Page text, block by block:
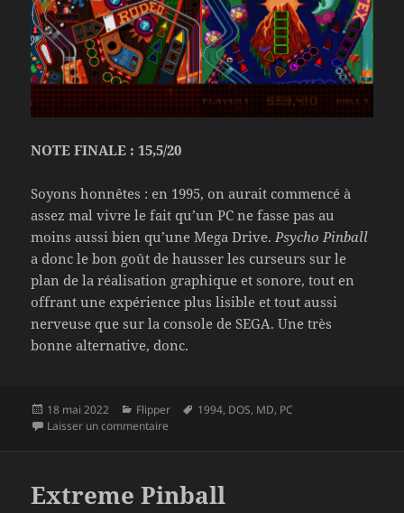
NOTE FINALE : 15,5/20
Soyons honnêtes : en 1995, on aurait commencé à
assez mal vivre le fait qu’un PC ne fasse pas au
moins aussi bien qu’une Mega Drive. Psycho Pinball
a donc le bon goût de hausser les curseurs sur le
plan de la réalisation graphique et sonore, tout en
offrant une expérience plus lisible et tout aussi
nerveuse que sur la console de SEGA. Une très
bonne alternative, donc.
Publié
le
18 mai 2022 Catégories
Flipper
Mots-
1994, DOS, MD, PC
Laisser un commentaire
Extreme Pinball